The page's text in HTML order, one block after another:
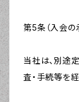
第5条（入会の
当社は、別途
査・手続等を